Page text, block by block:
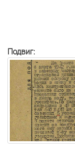
Подвиг: